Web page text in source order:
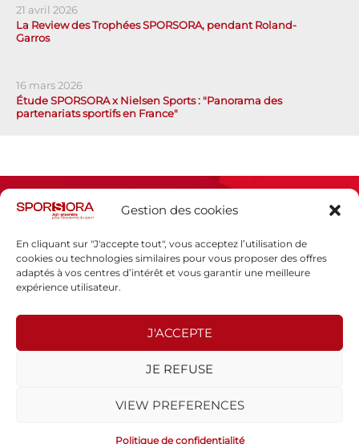
Gestion des cookies
En cliquant sur "J'accepte tout", vous acceptez l’utilisation de
cookies ou technologies similaires pour vous proposer des offres
adaptés à vos centres d’intérêt et vous garantir une meilleure
expérience utilisateur.
J'ACCEPTE
JE REFUSE
VIEW PREFERENCES
Politique de confidentialité
21 avril 2026
La Review des Trophées SPORSORA, pendant Roland-
Garros
16 mars 2026
Étude SPORSORA x Nielsen Sports : "Panorama des
partenariats sportifs en France"
Espace presse
Politique de confidentialité
SPORSORA
75015 PARIS
WEB Stratégies- © 2026 Tous droits réservés.